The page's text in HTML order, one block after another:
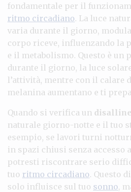
fondamentale per il
ritmo circadiano. La luce
varia durante il giorno,
corpo riceve, influenzando la
e il metabolismo. Questo è un
durante il giorno, la luce
l’attività, mentre con il calare
melanina aumentano e ti
Quando si verifica un
naturale giorno-notte e il tuo
esempio, se lavori turni
in spazi chiusi senza accesso
potresti riscontrare serio
tuo ritmo circadiano. Questo
solo influisce sul tuo sonno,